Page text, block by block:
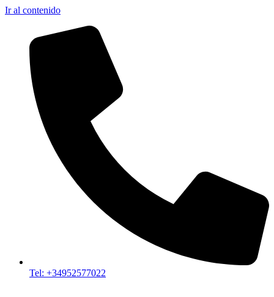
Ir al contenido
Tel: +34952577022